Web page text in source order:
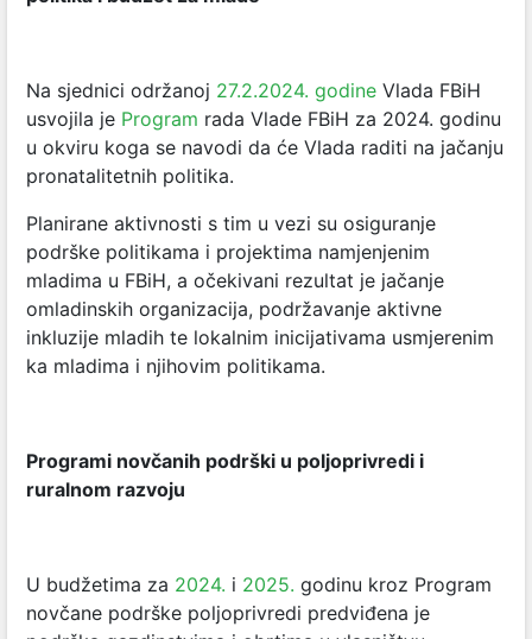
Na sjednici održanoj 27.2.2024. godine Vlada FBiH
usvojila je Program rada Vlade FBiH za 2024. godinu
u okviru koga se navodi da će Vlada raditi na jačanju
pronatalitetnih politika.
Planirane aktivnosti s tim u vezi su osiguranje
podrške politikama i projektima namjenjenim
mladima u FBiH, a očekivani rezultat je jačanje
omladinskih organizacija, podržavanje aktivne
inkluzije mladih te lokalnim inicijativama usmjerenim
ka mladima i njihovim politikama.
Programi novčanih podrški u poljoprivredi i
ruralnom razvoju
U budžetima za 2024. i 2025. godinu kroz Program
novčane podrške poljoprivredi predviđena je